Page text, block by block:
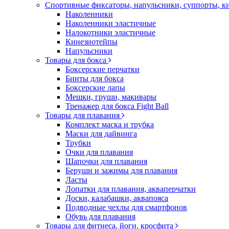
Спортивные фиксаторы, напульсники, суппорты,
Наколенники
Наколенники эластичные
Налокотники эластичные
Кинезиотейпы
Напульсники
Товары для бокса
Боксерские перчатки
Бинты для бокса
Боксерские лапы
Мешки, груши, макивары
Тренажер для бокса Fight Ball
Товары для плавания
Комплект маска и трубка
Маски для дайвинга
Трубки
Очки для плавания
Шапочки для плавания
Беруши и зажимы для плавания
Ласты
Лопатки для плавания, акваперчатки
Доски, калабашки, аквапояса
Подводные чехлы для смартфонов
Обувь для плавания
Товары для фитнеса, йоги, кросфита